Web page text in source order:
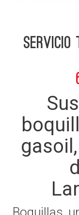
Servicio